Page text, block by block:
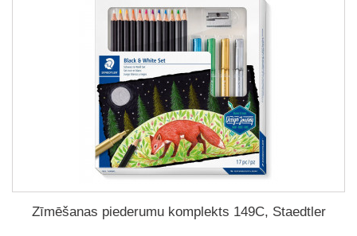
Zīmēšanas piederumu komplekts 149C, Staedtler